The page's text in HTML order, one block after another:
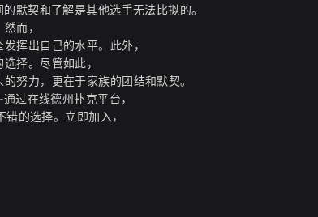
默契和了解是其他选手无法比拟的。
而，
挥出自己的水平。此外，
择。尽管如此，
努力，更在于家族的团结和默契。
过在线德州扑克平台，
错的选择。立即加入，